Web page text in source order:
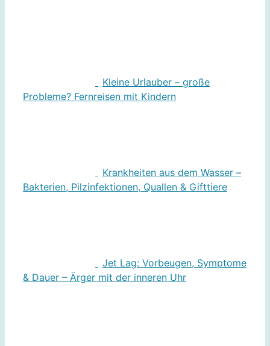
Kleine Urlauber – große
Probleme? Fernreisen mit Kindern
Krankheiten aus dem Wasser –
Bakterien, Pilzinfektionen, Quallen & Gifttiere
Jet Lag: Vorbeugen, Symptome
& Dauer – Ärger mit der inneren Uhr